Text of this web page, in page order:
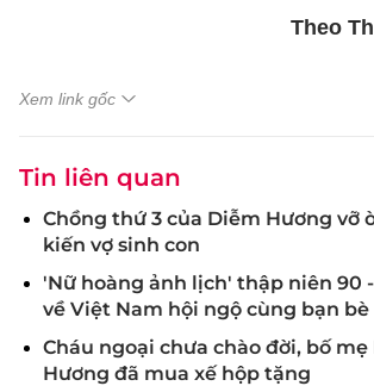
Theo
Xem link gốc
Tin liên quan
Chồng thứ 3 của Diễm Hương vỡ
kiến vợ sinh con
'Nữ hoàng ảnh lịch' thập niên 90
về Việt Nam hội ngộ cùng bạn bè
Cháu ngoại chưa chào đời, bố
Hương đã mua xế hộp tặng